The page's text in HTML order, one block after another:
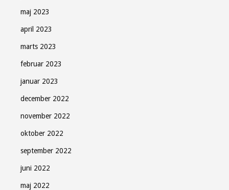
maj 2023
april 2023
marts 2023
februar 2023
januar 2023
december 2022
november 2022
oktober 2022
september 2022
juni 2022
maj 2022